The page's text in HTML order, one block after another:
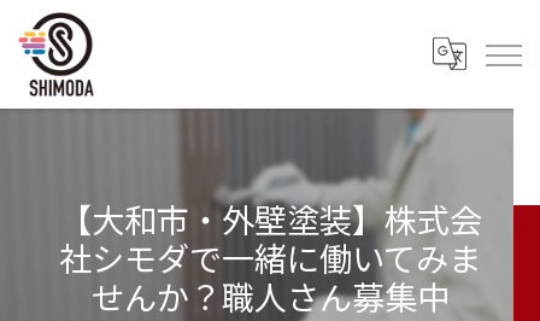
【大和市・外壁塗装】株式会
社シモダで一緒に働いてみま
せんか？職人さん募集中